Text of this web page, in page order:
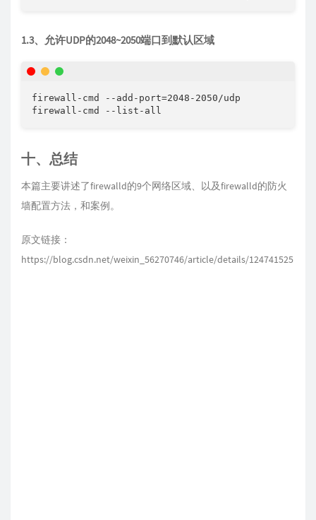
1.3、允许UDP的2048~2050端口到默认区域
firewall-cmd --add-port=2048-2050/udp
firewall-cmd --list-all
十、总结
本篇主要讲述了firewalld的9个网络区域、以及firewalld的防火
墙配置方法，和案例。
原文链接：
https://blog.csdn.net/weixin_56270746/article/details/124741525